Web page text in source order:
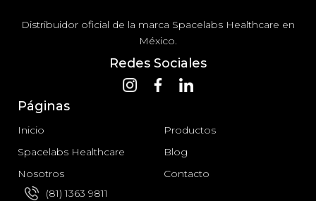
Distribuidor oficial de la marca Spacelabs Healthcare en
México.
Redes Sociales
Páginas
Inicio
Productos
Spacelabs Healthcare
Blog
Nosotros
Contacto
(81) 1363 9811